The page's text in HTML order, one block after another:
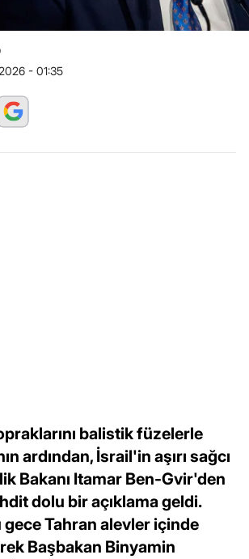
- 01:35
balistik füzelerle
ardından, İsrail'in aşırı sağcı
Bakanı Itamar Ben-Gvir'den
dolu bir açıklama geldi.
Tahran alevler içinde
Başbakan Binyamin